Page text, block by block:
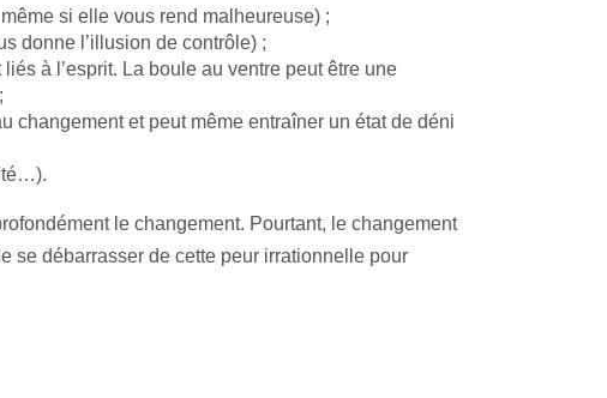
si elle vous rend malheureuse) ;
donne l’illusion de contrôle) ;
à l’esprit. La boule au ventre peut être une
changement et peut même entraîner un état de déni
le changement. Pourtant, le changement
se débarrasser de cette peur irrationnelle pour